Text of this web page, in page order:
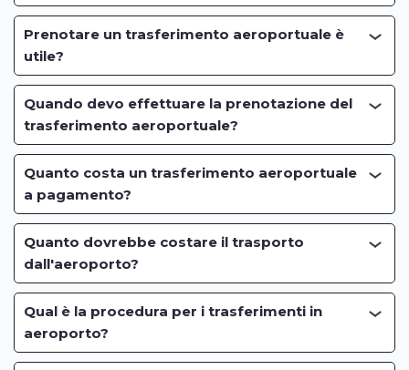
Prenotare un trasferimento aeroportuale è
utile?
Quando devo effettuare la prenotazione del
trasferimento aeroportuale?
Quanto costa un trasferimento aeroportuale
a pagamento?
Quanto dovrebbe costare il trasporto
dall'aeroporto?
Qual è la procedura per i trasferimenti in
aeroporto?